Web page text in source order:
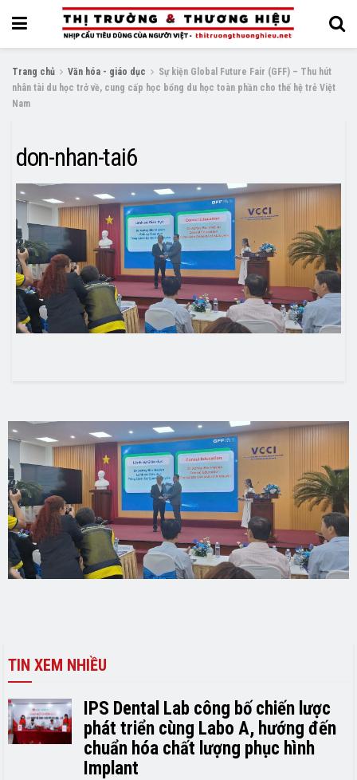
Trang chủ Văn hóa - giáo dục
Sự kiện Global Future Fair (GFF) – Thu hút
nhân tài du học trở về, cung cấp học bổng du học toàn phần cho thế hệ trẻ Việt
Nam
don-nhan-tai6
TIN XEM NHIỀU
IPS Dental Lab công bố chiến lược
phát triển cùng Labo A, hướng đến
chuẩn hóa chất lượng phục hình
Implant